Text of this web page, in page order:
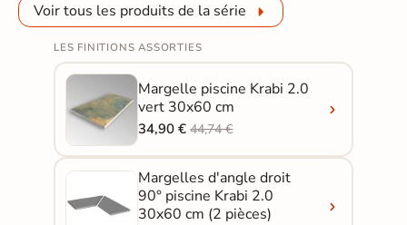
Voir tous les produits de la série
LES FINITIONS ASSORTIES
Margelle piscine Krabi 2.0
vert 30x60 cm
34,90 €44,74 €
Margelles d'angle droit
90° piscine Krabi 2.0
30x60 cm (2 pièces)